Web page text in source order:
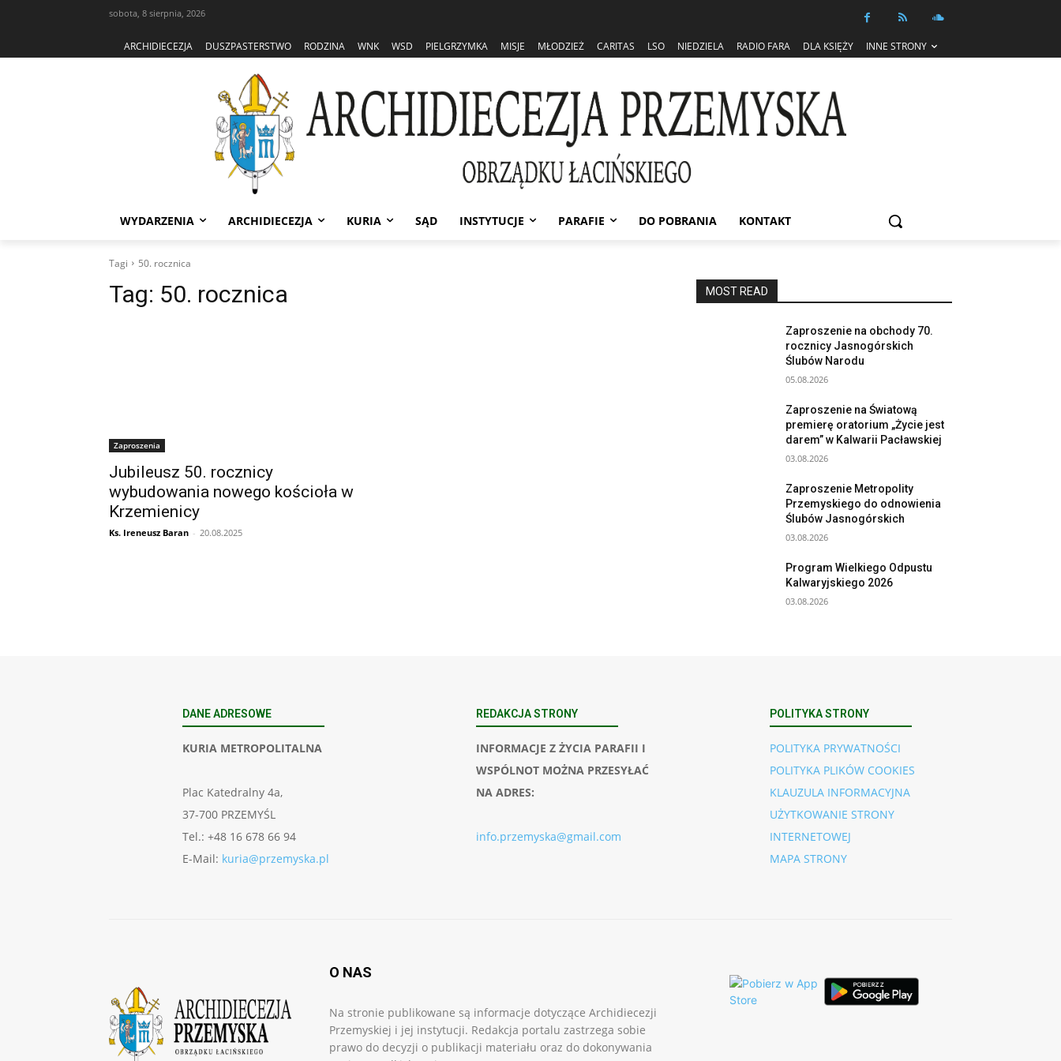
sobota, 8 sierpnia, 2026
ARCHIDIECEZJA DUSZPASTERSTWO RODZINA WNK WSD PIELGRZYMKA MISJE MŁODZIEŻ CARITAS LSO NIEDZIELA RADIO FARA DLA KSIĘŻY INNE STRONY
WYDARZENIA ARCHIDIECEZJA KURIA SĄD INSTYTUCJE PARAFIE DO POBRANIA KONTAKT
Tagi 50. rocznica
Tag: 50. rocznica
Zaproszenia
Jubileusz 50. rocznicy
wybudowania nowego kościoła w
Krzemienicy
Ks. Ireneusz Baran - 20.08.2025
MOST READ
Zaproszenie na obchody 70.
rocznicy Jasnogórskich
Ślubów Narodu
05.08.2026
Zaproszenie na Światową
premierę oratorium „Życie jest
darem” w Kalwarii Pacławskiej
03.08.2026
Zaproszenie Metropolity
Przemyskiego do odnowienia
Ślubów Jasnogórskich
03.08.2026
Program Wielkiego Odpustu
Kalwaryjskiego 2026
03.08.2026
DANE ADRESOWE
KURIA METROPOLITALNA
Plac Katedralny 4a,
37-700 PRZEMYŚL
Tel.: +48 16 678 66 94
E-Mail: kuria@przemyska.pl
REDAKCJA STRONY
INFORMACJE Z ŻYCIA PARAFII I
WSPÓLNOT MOŻNA PRZESYŁAĆ
NA ADRES:
info.przemyska@gmail.com
POLITYKA STRONY
POLITYKA PRYWATNOŚCI
POLITYKA PLIKÓW COOKIES
KLAUZULA INFORMACYJNA
UŻYTKOWANIE STRONY
INTERNETOWEJ
MAPA STRONY
O NAS
Na stronie publikowane są informacje dotyczące Archidiecezji
Przemyskiej i jej instytucji. Redakcja portalu zastrzega sobie
prawo do decyzji o publikacji materiału oraz do dokonywania